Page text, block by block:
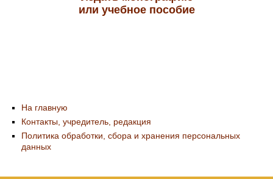
или учебное пособие
На главную
Контакты, учредитель, редакция
Политика обработки, сбора и хранения персональных
данных